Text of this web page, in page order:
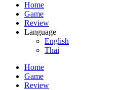
Home
Game
Review
Language
English
Thai
Home
Game
Review